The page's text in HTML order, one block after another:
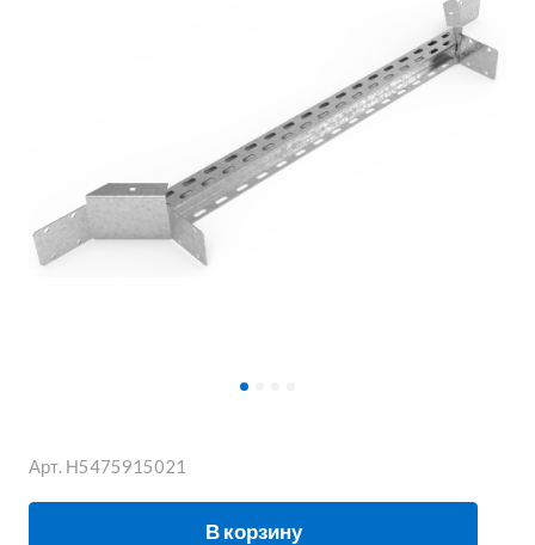
Арт. Н5475915021
В корзину